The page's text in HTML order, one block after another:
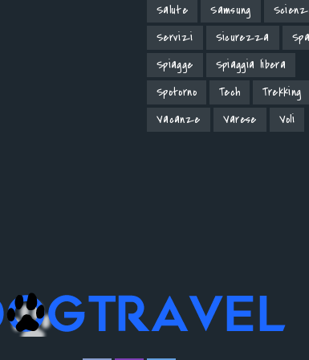
Salute
Samsung
Servizi
Sicurezza
Spiagge
Spiaggia libera
Spotorno
Tech
Trekking
Vacanze
Varese Voli